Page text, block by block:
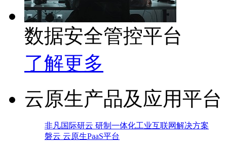
数据安全管控平台
了解更多
云原生产品及应用平台
非凡国际研云 研制一体化工业互联网解决方案
磐云 云原生PaaS平台